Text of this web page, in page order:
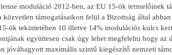
moduláció 2012-ben, az EU 15-ök termelőinek
támogatásaikon felül a Bizottság által
ök tekintetében 10 illetve 14% modulációs kulcs
együttesen csak úgy lehet megfelelni hogy
jóváhagyott maximális szintű kiegészítő nemzeti